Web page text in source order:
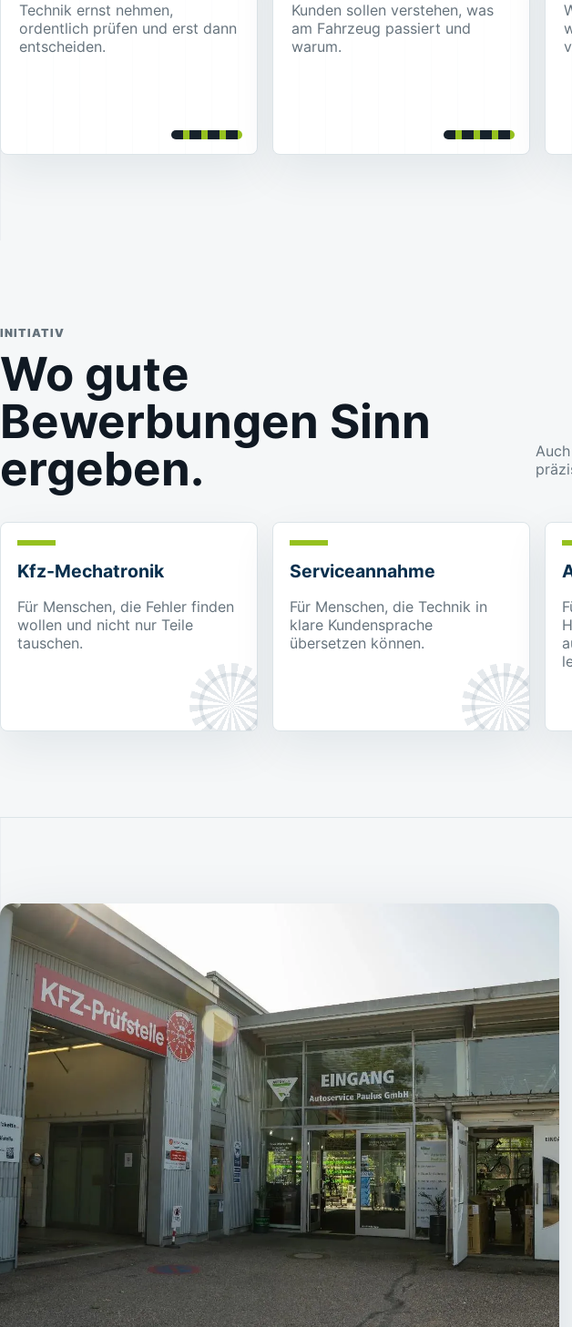
Technik ernst nehmen,
ordentlich prüfen und erst dann
entscheiden.
Kunden sollen verstehen, was
am Fahrzeug passiert und
warum.
INITIATIV
Wo gute
Bewerbungen Sinn
ergeben.
Kfz-Mechatronik
Für Menschen, die Fehler finden
wollen und nicht nur Teile
tauschen.
Serviceannahme
Für Menschen, die Technik in
klare Kundensprache
übersetzen können.